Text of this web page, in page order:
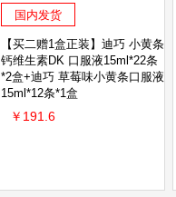
国内发货
【买二赠1盒正装】迪巧 小黄条
钙维生素DK 口服液15ml*22条
*2盒+迪巧 草莓味小黄条口服液
15ml*12条*1盒
￥191.6